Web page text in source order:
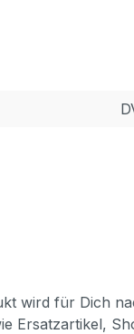
wird für Dich
Ersatzartikel,